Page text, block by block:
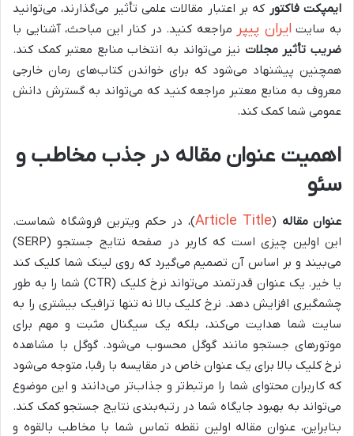
ایمپکت فاکتور که بر اعتبار مقالات علمی تأثیر می‌گذارند، می‌توانید
به سایت ایران پیپر مراجعه کنید. در کنار این مباحث، آشنایی با
ضریب تأثیر مجلات نیز می‌تواند به انتخاب منابع معتبر کمک کند.
همچنین پیشنهاد می‌شود که برای خواندن کتاب‌های رمان خارجی
معروف به منابع معتبر مراجعه کنید که می‌تواند به گسترش دانش
عمومی شما کمک کند.
اهمیت عنوان مقاله در جذب مخاطب و
سئو
عنوان مقاله (
Article Title)، در حکم ویترین فروشگاه شماست.
این اولین چیزی است که کاربر در صفحه نتایج جستجو (SERP)
می‌بیند و بر اساس آن تصمیم می‌گیرد که روی لینک شما کلیک کند
یا خیر. یک عنوان قدرتمند می‌تواند نرخ کلیک (CTR) شما را به طور
چشمگیری افزایش دهد. نرخ کلیک بالا نه تنها ترافیک بیشتری را به
سایت شما هدایت می‌کند، بلکه یک سیگنال مثبت و مهم برای
موتورهای جستجو مانند گوگل محسوب می‌شود. گوگل با مشاهده
نرخ کلیک بالا برای یک عنوان خاص در مقایسه با رقبا، متوجه می‌شود
که کاربران محتوای شما را مرتبط‌تر و جذاب‌تر می‌دانند و این موضوع
می‌تواند به بهبود جایگاه شما در رتبه‌بندی نتایج جستجو کمک کند.
بنابراین، عنوان مقاله اولین نقطه تماس شما با مخاطب بالقوه و